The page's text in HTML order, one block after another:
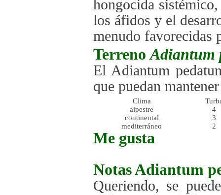
hongocida
los áfidos y el
menudo favorecidas
TerrenoAdiantum
El Adiantum
que puedan
Clima
alpestre
4
continental
3
mediterráneo
2
Me gusta
NotasAdiantum
Queriendo, se